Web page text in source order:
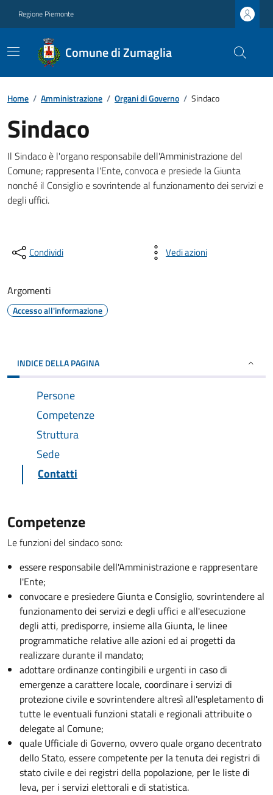
Regione Piemonte
Comune di Zumaglia
Home / Amministrazione / Organi di Governo / Sindaco
Sindaco
Il Sindaco è l'organo responsabile dell'Amministrazione del
Comune; rappresenta l'Ente, convoca e presiede la Giunta
nonché il Consiglio e sovrintende al funzionamento dei servizi e
degli uffici.
Condividi Vedi azioni
Argomenti
Accesso all'informazione
INDICE DELLA PAGINA
Persone
Competenze
Struttura
Sede
Contatti
Competenze
Le funzioni del sindaco sono:
essere responsabile dell'Amministrazione e rappresentare
l'Ente;
convocare e presiedere Giunta e Consiglio, sovrintendere al
funzionamento dei servizi e degli uffici e all'esecuzione
degli atti, predisporre, insieme alla Giunta, le linee
programmatiche relative alle azioni ed ai progetti da
realizzare durante il mandato;
adottare ordinanze contingibili e urgenti in caso di
emergenze a carattere locale, coordinare i servizi di
protezione civile e sovrintendere altresì all'espletamento di
tutte le eventuali funzioni statali e regionali attribuite o
delegate al Comune;
quale Ufficiale di Governo, ovvero quale organo decentrato
dello Stato, essere competente per la tenuta dei registri di
stato civile e dei registri della popolazione, per le liste di
leva, per i servizi elettorali e di statistica.